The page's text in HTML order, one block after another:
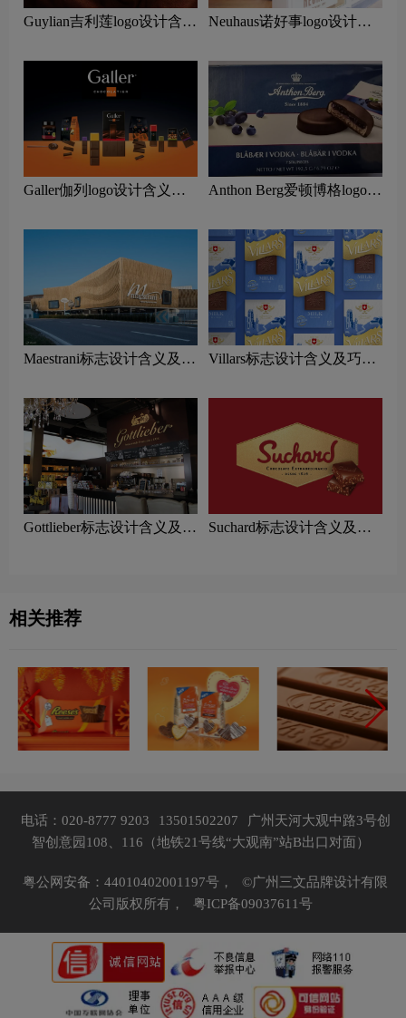
Guylian吉利莲logo设计含义
Neuhaus诺好事logo设计含
Galler伽列logo设计含义及
Anthon Berg爱顿博格logo设
念
Maestrani标志设计含义及巧
Villars标志设计含义及巧克
Gottlieber标志设计含义及巧
Suchard标志设计含义及巧
相关推荐
电话：020-8777 9203 13501502207
广州天河大观中路3号创
智创意园108、116（地铁21号线“大观南”站B出口对面）
粤公网安备：44010402001197号，
©广州三文品牌设计有限
公司版权所有，
粤ICP备09037611号